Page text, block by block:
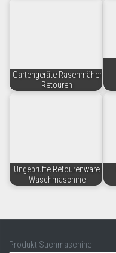
Gartengeräte Rasenmäher
Retouren
Ungeprüfte Retourenware
Waschmaschine
Produkt Suchmaschine